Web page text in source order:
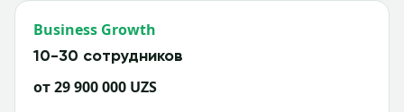
Business Growth
10-30 сотрудников
от 29 900 000 UZS